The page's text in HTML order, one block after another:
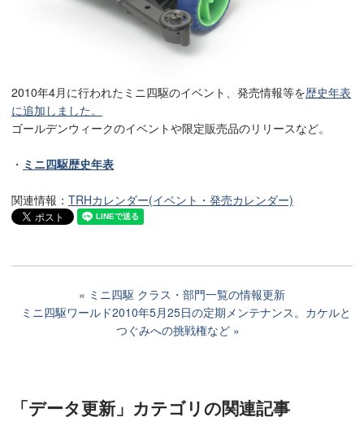
2010年4月に行われたミニ四駆のイベント、発売情報等を歴史年表
に追加しました。
ゴールデンウィークのイベントや限定販売品のリリースなど。
・ ミニ四駆歴史年表
関連情報： TRHカレンダー(イベント・発売カレンダー)
ミニ四駆 クラス・部門一覧の情報更新
ミニ四駆ワールド2010年5月25日の定期メンテナンス。カケルと
つぐみへの挑戦権など
「データ更新」カテゴリの関連記事